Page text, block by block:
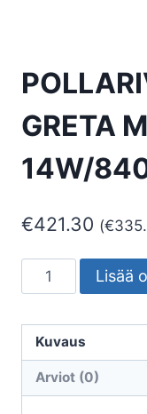
GRETA
14W/
€421.30 (€
GRETA
IP65
14W/840
Lisää
Kuvaus
Arviot (0)